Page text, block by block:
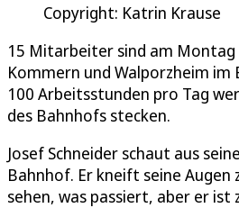
Copyright: Katrin Krause
15 Mitarbeiter sind am Montag
Kommern und Walporzheim im
100 Arbeitsstunden pro Tag
des Bahnhofs stecken.
Josef Schneider schaut aus
Bahnhof. Er kneift seine Augen
sehen, was passiert, aber er